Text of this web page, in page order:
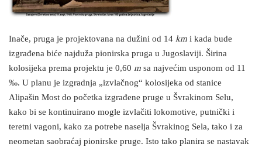
Inače, pruga je projektovana na dužini od 14 km i kada bude
izgrađena biće najduža pionirska pruga u Jugoslaviji. Širina
kolosijeka prema projektu je 0,60 m sa najvećim usponom od 11
‰. U planu je izgradnja „izvlačnog“ kolosijeka od stanice
Alipašin Most do početka izgrađene pruge u Švrakinom Selu,
kako bi se kontinuirano mogle izvlačiti lokomotive, putnički i
teretni vagoni, kako za potrebe naselja Švrakinog Sela, tako i za
neometan saobraćaj pionirske pruge. Isto tako planira se nastavak